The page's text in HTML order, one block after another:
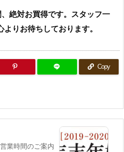
絶対お買得です。スタッフ一
りお待ちしております。
Copy
業時間のご案内